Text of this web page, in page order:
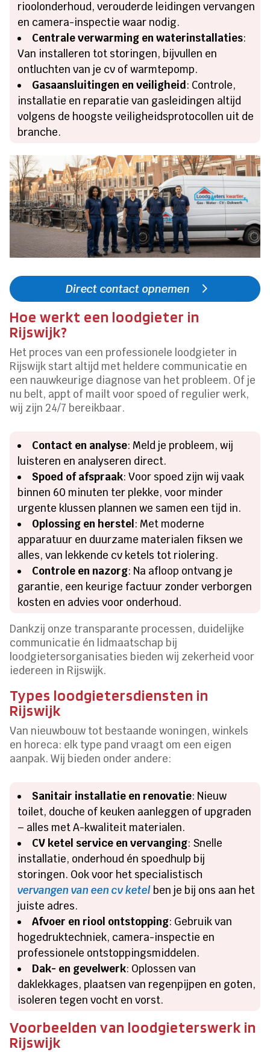
rioolonderhoud, verouderde leidingen vervangen
en camera-inspectie waar nodig.
Centrale verwarming en waterinstallaties:
Van installeren tot storingen, bijvullen en
ontluchten van je cv of warmtepomp.
Gasaansluitingen en veiligheid: Controle,
installatie en reparatie van gasleidingen altijd
volgens de hoogste veiligheidsprotocollen uit de
branche.
Direct contact opnemen
Hoe werkt een loodgieter in
Rijswijk?
Het proces van een professionele loodgieter in
Rijswijk start altijd met heldere communicatie en
een nauwkeurige diagnose van het probleem. Of je
nu belt, appt of mailt voor spoed of regulier werk,
wij zijn 24/7 bereikbaar.
Contact en analyse: Meld je probleem, wij
luisteren en analyseren direct.
Spoed of afspraak: Voor spoed zijn wij vaak
binnen 60 minuten ter plekke, voor minder
urgente klussen plannen we samen een tijd in.
Oplossing en herstel : Met moderne
apparatuur en duurzame materialen fiksen we
alles, van lekkende cv ketels tot riolering.
Controle en nazorg: Na afloop ontvang je
garantie, een keurige factuur zonder verborgen
kosten en advies voor onderhoud.
Dankzij onze transparante processen, duidelijke
communicatie én lidmaatschap bij
loodgietersorganisaties bieden wij zekerheid voor
iedereen in Rijswijk.
Types loodgietersdiensten in
Rijswijk
Van nieuwbouw tot bestaande woningen, winkels
en horeca: elk type pand vraagt om een eigen
aanpak. Wij bieden onder andere:
Sanitair installatie en renovatie: Nieuw
toilet, douche of keuken aanleggen of upgraden
– alles met A-kwaliteit materialen.
CV ketel service en vervanging: Snelle
installatie, onderhoud én spoedhulp bij
storingen. Ook voor het specialistisch
vervangen van een cv ketelben je bij ons aan het
juiste adres.
Afvoer en riool ontstopping: Gebruik van
hogedruktechniek, camera-inspectie en
professionele ontstoppingsmiddelen.
Dak- en gevelwerk: Oplossen van
daklekkages, plaatsen van regenpijpen en goten,
isoleren tegen vocht en vorst.
Voorbeelden van loodgieterswerk in
Rijswijk